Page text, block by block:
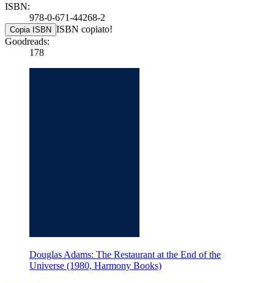
ISBN:
978-0-671-44268-2
Copia ISBN ISBN copiato!
Goodreads:
178
Douglas Adams: The Restaurant at the End of the
Universe (1980, Harmony Books)